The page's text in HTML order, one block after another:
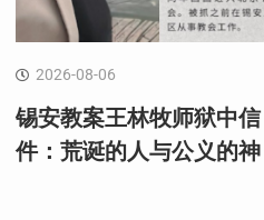
2026-08-06
锡安教案王林牧师狱中信
件：荒诞的人与公义的神